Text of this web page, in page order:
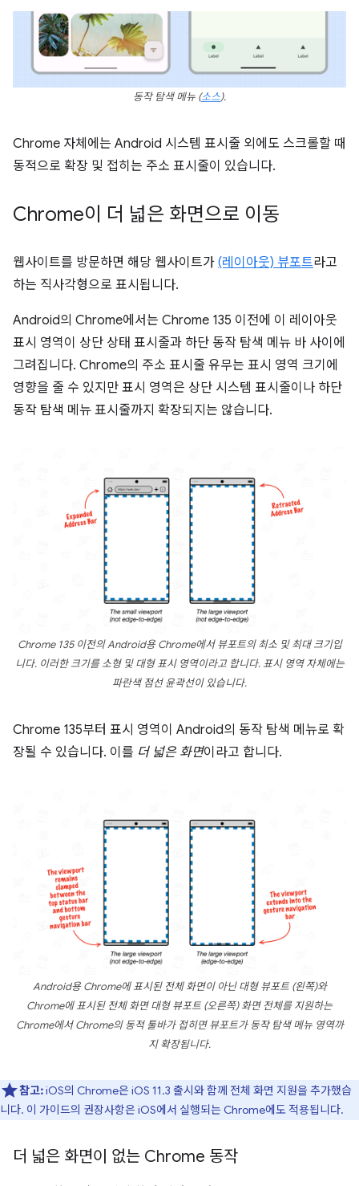
동작 탐색 메뉴 (소스).
Chrome 자체에는 Android 시스템 표시줄 외에도 스크롤할 때
동적으로 확장 및 접히는 주소 표시줄이 있습니다.
Chrome이 더 넓은 화면으로 이동
웹사이트를 방문하면 해당 웹사이트가 (레이아웃) 뷰포트라고
하는 직사각형으로 표시됩니다.
Android의 Chrome에서는 Chrome 135 이전에 이 레이아웃
표시 영역이 상단 상태 표시줄과 하단 동작 탐색 메뉴 바 사이에
그려집니다. Chrome의 주소 표시줄 유무는 표시 영역 크기에
영향을 줄 수 있지만 표시 영역은 상단 시스템 표시줄이나 하단
동작 탐색 메뉴 표시줄까지 확장되지는 않습니다.
Chrome 135 이전의 Android용 Chrome에서 뷰포트의 최소 및 최대 크기입
니다. 이러한 크기를 소형 및 대형 표시 영역이라고 합니다. 표시 영역 자체에는
파란색 점선 윤곽선이 있습니다.
Chrome 135부터 표시 영역이 Android의 동작 탐색 메뉴로 확
장될 수 있습니다. 이를 더 넓은 화면이라고 합니다.
Android용 Chrome에 표시된 전체 화면이 아닌 대형 뷰포트 (왼쪽)와
Chrome에 표시된 전체 화면 대형 뷰포트 (오른쪽) 화면 전체를 지원하는
Chrome에서 Chrome의 동적 툴바가 접히면 뷰포트가 동작 탐색 메뉴 영역까
지 확장됩니다.
참고:iOS의 Chrome은 iOS 11.3 출시와 함께 전체 화면 지원을 추가했습
니다. 이 가이드의 권장사항은 iOS에서 실행되는 Chrome에도 적용됩니다.
더 넓은 화면이 없는 Chrome 동작